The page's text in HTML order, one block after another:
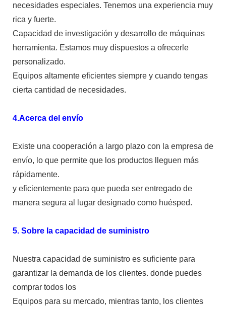
necesidades especiales. Tenemos una experiencia muy
rica y fuerte.
Capacidad de investigación y desarrollo de máquinas
herramienta. Estamos muy dispuestos a ofrecerle
personalizado.
Equipos altamente eficientes siempre y cuando tengas
cierta cantidad de necesidades.
4.Acerca del envío
Existe una cooperación a largo plazo con la empresa de
envío, lo que permite que los productos lleguen más
rápidamente.
y eficientemente para que pueda ser entregado de
manera segura al lugar designado como huésped.
5. Sobre la capacidad de suministro
Nuestra capacidad de suministro es suficiente para
garantizar la demanda de los clientes. donde puedes
comprar todos los
Equipos para su mercado, mientras tanto, los clientes